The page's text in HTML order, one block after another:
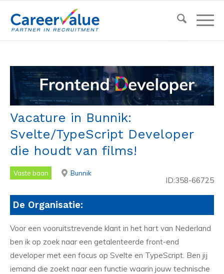
Vacature in Bunnik:
Svelte/TypeScript Developer
die houdt van films!
Vaste baan Bunnik
ID:358-66725
De Organisatie:
Voor een vooruitstrevende klant in het hart van Nederland
ben ik op zoek naar een getalenteerde front-end
developer met een focus op Svelte en TypeScript. Ben jij
iemand die zoekt naar een functie waarin jouw technische